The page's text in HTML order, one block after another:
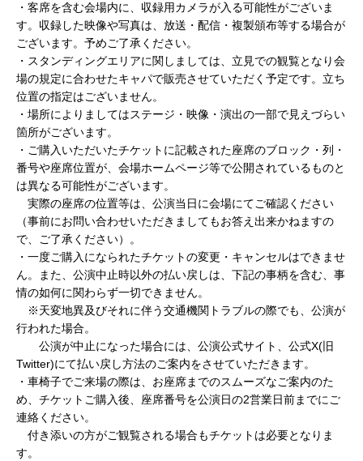
・客席を含む会場内に、収録用カメラが入る可能性がございま
す。収録した映像や写真は、放送・配信・複製頒布等する場合が
ございます。予めご了承ください。
・スタンディングエリアに関しましては、立見での観覧となり会
場の規定に合わせたキャパで販売させていただく予定です。立ち
位置の指定はございません。
・場所によりましてはステージ・映像・演出の一部で見えづらい
箇所がございます。
・ご購入いただいたチケットに記載された座席のブロック・列・
番号や座席位置が、会場ホームページ等で公開されているものと
は異なる可能性がございます。
実際の座席の位置等は、公演当日に会場にてご確認ください
（事前にお問い合わせいただきましてもお答え出来かねますの
で、ご了承ください）。
・一度ご購入になられたチケットの変更・キャンセルはできませ
ん。また、公演中止時以外の払い戻しは、下記の事柄を含む、事
情の如何に関わらず一切できません。
※天変地異及びそれに伴う交通機関トラブルの際でも、公演が
行われた場合。
公演が中止になった場合には、公演公式サイト、公式X(旧
Twitter)にて払い戻し方法のご案内をさせていただきます。
・車椅子でご来場の際は、お座席までのスムーズなご案内のた
め、チケットご購入後、座席番号を公演日の2営業日前までにご
連絡ください。
付き添いの方がご観覧される場合もチケットは必要となりま
す。